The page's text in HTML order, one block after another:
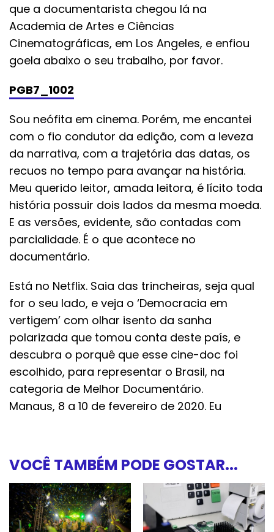
que a documentarista chegou lá na
Academia de Artes e Ciências
Cinematográficas, em Los Angeles, e enfiou
goela abaixo o seu trabalho, por favor.
PGB7_1002
Sou neófita em cinema. Porém, me encantei
com o fio condutor da edição, com a leveza
da narrativa, com a trajetória das datas, os
recuos no tempo para avançar na história.
Meu querido leitor, amada leitora, é lícito toda
história possuir dois lados da mesma moeda.
E as versões, evidente, são contadas com
parcialidade. É o que acontece no
documentário.
Está no Netflix. Saia das trincheiras, seja qual
for o seu lado, e veja o ‘Democracia em
vertigem’ com olhar isento da sanha
polarizada que tomou conta deste país, e
descubra o porquê que esse cine-doc foi
escolhido, para representar o Brasil, na
categoria de Melhor Documentário.
Manaus, 8 a 10 de fevereiro de 2020. Eu
VOCÊ TAMBÉM PODE GOSTAR...